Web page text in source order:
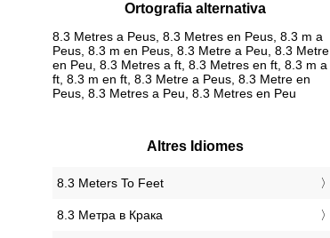
Ortografia alternativa
8.3 Metres a Peus, 8.3 Metres en Peus, 8.3 m a
Peus, 8.3 m en Peus, 8.3 Metre a Peu, 8.3 Metre
en Peu, 8.3 Metres a ft, 8.3 Metres en ft, 8.3 m a
ft, 8.3 m en ft, 8.3 Metre a Peus, 8.3 Metre en
Peus, 8.3 Metres a Peu, 8.3 Metres en Peu
Altres Idiomes
‎8.3 Meters To Feet
‎8.3 Метра в Крака